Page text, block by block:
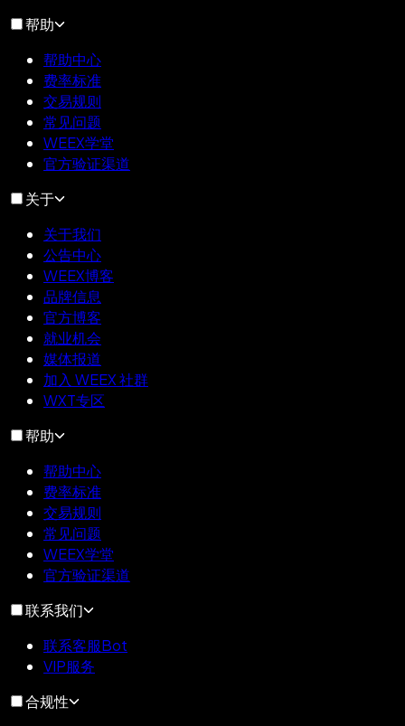
帮助
帮助中心
费率标准
交易规则
常见问题
WEEX学堂
官方验证渠道
关于
关于我们
公告中心
WEEX博客
品牌信息
官方博客
就业机会
媒体报道
加入 WEEX 社群
WXT专区
帮助
帮助中心
费率标准
交易规则
常见问题
WEEX学堂
官方验证渠道
联系我们
联系客服Bot
VIP服务
合规性